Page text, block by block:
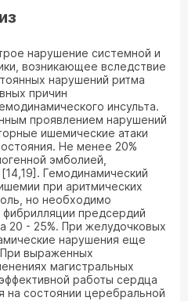
нарушение системной и
возникающее вследствие
нарушений ритма
причин
инсульта.
проявлением нарушений
ишемические атаки
Не менее 20%
эмболией,
Гемодинамический
при аритмических
но необходимо
фибрилляции предсердий
20 - 25%. При желудочковых
нарушения еще
выраженных
магистральных
работы сердца
на состоянии церебральной